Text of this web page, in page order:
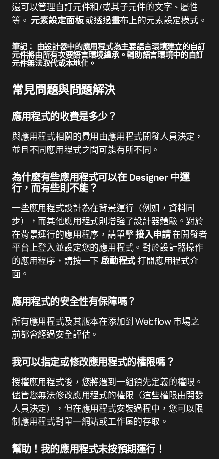
還可以管理自訂元件和/或其子元件的文字、屬性
等。 元素設定面板或透過畫布上的元素設定模式。
筆記： 由設計器中的應用程式為主要語言環境建立的自訂
元件將由所有次要語言環境繼承。輔助語言環境中的自訂
元件無法取代或本地化。
常見問題與問題解決
應用程式的收費是多少？
與應用程式相關的費用由應用程式開發人員決定，
並且不同應用程式之間可能有所不同。
為什麼有些應用程式可以在 Designer 中運
行，而有些則不能？
一些應用程式設計為在背景運行（例如，資料同
步），而其他應用程式則增強了設計器體驗。對於
在背景運行的應用程序，請單擊接入申請在開發者
平台上登入並設定您的應用程式。對於設計器操作
的應用程序，請按一下啟動程式打開應用程式介
面。
應用程式的安全性有保障嗎？
所有應用程式及其版本在添加到 Webflow 市場之
前都會經過安全評估。
我可以指定或修改應用程式的權限嗎？
授權應用程式後，您將遇到一組預先定義的權限。
儘管您無法修改應用程式的權限（這些權限由開發
人員決定），但在應用程式安裝過程中，您可以限
制應用程式對單一網站或工作區的存取。
幫助！我的應用程式未按預期運行！